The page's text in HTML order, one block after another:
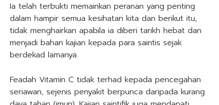
Ia telah terbukti memainkan peranan yang penting
dalam hampir semua kesihatan kita dan berikut itu,
tidak menghairkan apabila ia diberi tarikh hebat dan
menjadi bahan kajian kepada para saintis sejak
berdekad lamanya.
Feadah Vitamin C tidak terhad kepada pencegahan
seriawan, sejenis penyakit berpunca daripada kurang